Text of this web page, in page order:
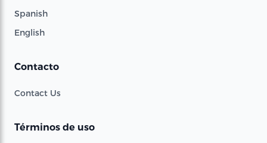
Spanish
English
Contacto
Contact Us
Términos de uso